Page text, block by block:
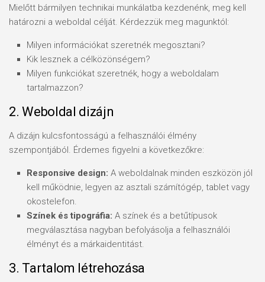
Mielőtt bármilyen technikai munkálatba kezdenénk, meg kell
határozni a weboldal célját. Kérdezzük meg magunktól:
Milyen információkat szeretnék megosztani?
Kik lesznek a célközönségem?
Milyen funkciókat szeretnék, hogy a weboldalam
tartalmazzon?
2. Weboldal dizájn
A dizájn kulcsfontosságú a felhasználói élmény
szempontjából. Érdemes figyelni a következőkre:
Responsive design: A weboldalnak minden eszközön jól
kell működnie, legyen az asztali számítógép, tablet vagy
okostelefon.
Színek és tipográfia: A színek és a betűtípusok
megválasztása nagyban befolyásolja a felhasználói
élményt és a márkaidentitást.
3. Tartalom létrehozása